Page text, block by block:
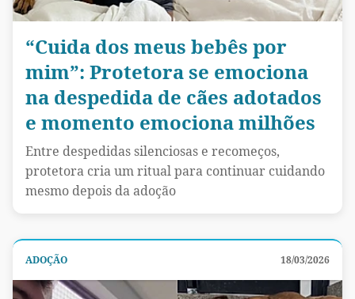
“Cuida dos meus bebês por
mim”: Protetora se emociona
na despedida de cães adotados
e momento emociona milhões
Entre despedidas silenciosas e recomeços,
protetora cria um ritual para continuar cuidando
mesmo depois da adoção
ADOÇÃO 18/03/2026